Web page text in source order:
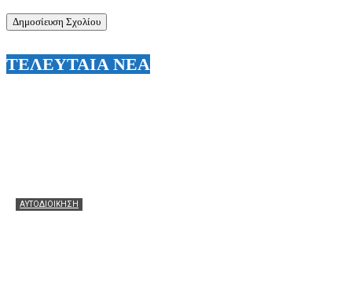
ΤΕΛΕΥΤΑΙΑ ΝΕΑ
ΑΥΤΟΔΙΟΙΚΗΣΗ